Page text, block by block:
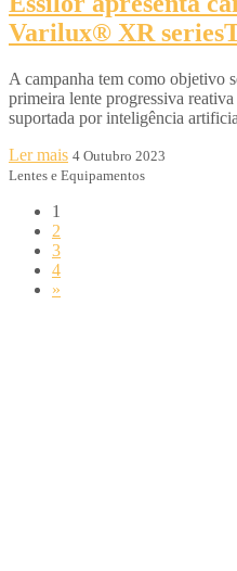
Varilux® XR
A campanha tem como objetivo
primeira lente progressiva
suportada por inteligência
Ler mais 4 Outubro 2023
Lentes e Equipamentos
1
2
3
4
»